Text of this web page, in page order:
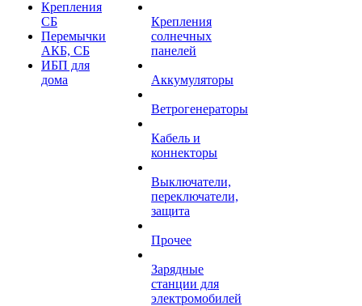
Крепления
СБ
Перемычки
АКБ, СБ
ИБП для
дома
Крепления
солнечных
панелей
Аккумуляторы
Ветрогенераторы
Кабель и
коннекторы
Выключатели,
переключатели,
защита
Прочее
Зарядные
станции для
электромобилей